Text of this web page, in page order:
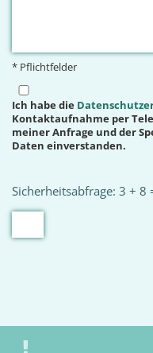
* Pflichtfelder
Ich habe die
Kontaktaufnahme per
meiner Anfrage und der
Daten einverstanden.
Sicherheitsabfrage: 3 + 8